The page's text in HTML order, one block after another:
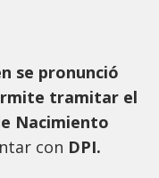
se pronunció
tramitar el
Nacimiento
con DPI.